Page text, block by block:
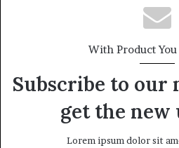
With Product You
Subscribe to our
get the new
Lorem ipsum dolor sit